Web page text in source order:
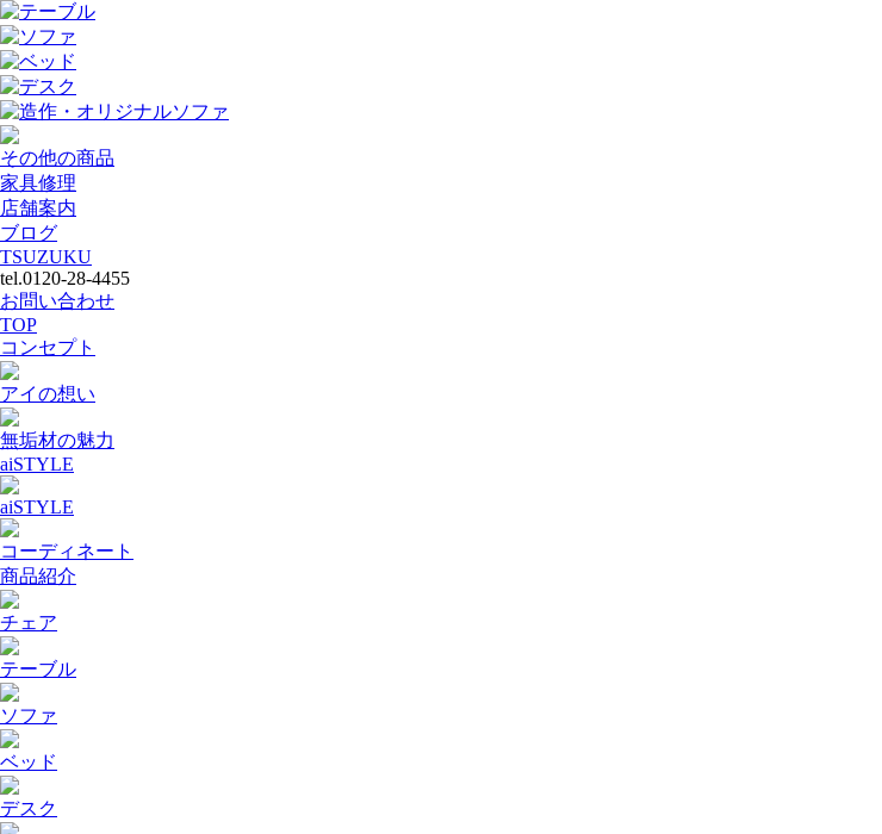
テーブル
ソファ
ベッド
デスク
造作・オリジナルソファ
その他の商品
家具修理
店舗案内
ブログ
TSUZUKU
tel.0120-28-4455
お問い合わせ
TOP
コンセプト
アイの想い
無垢材の魅力
aiSTYLE
aiSTYLE
コーディネート
商品紹介
チェア
テーブル
ソファ
ベッド
デスク